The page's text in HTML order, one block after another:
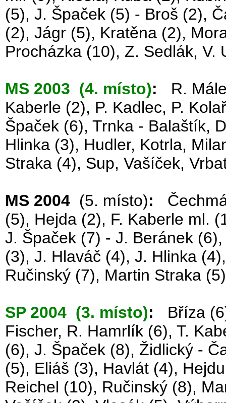
(5), J. Špaček (5) - Broš (2),
(2), Jágr (5), Kratěna (2),
Procházka (10), Z. Sedlák,
MS 2003 (4. místo): R.
Kaberle (2), P. Kadlec, P.
Špaček (6), Trnka - Balaštík,
Hlinka (3), Hudler, Kotrla,
Straka (4), Sup, Vašíček,
MS 2004 (5. místo):
(5), Hejda (2), F. Kaberle ml.
J. Špaček (7) - J. Beránek
(3), J. Hlaváč (4), J. Hlinka
Ručinský (7), Martin Straka
SP 2004 (3. místo): Bříza
Fischer, R. Hamrlík (6), T.
(6), J. Špaček (8), Židlický -
(5), Eliáš (3), Havlát (4),
Reichel (10), Ručinský (8),